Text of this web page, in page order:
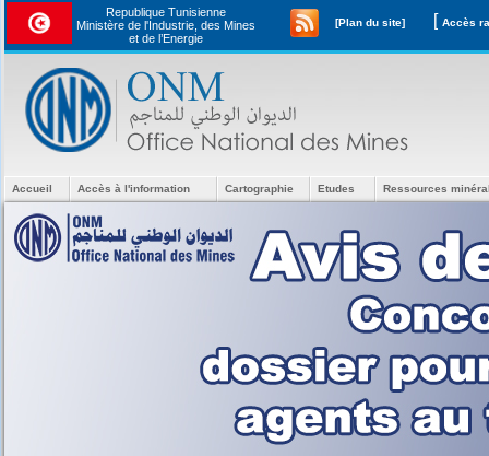
Republique Tunisienne
Ministère de l'Industrie, des Mines
et de l’Energie
[Plan du site] [
Accueil Accès à l'information Cartographie Etudes Ressources